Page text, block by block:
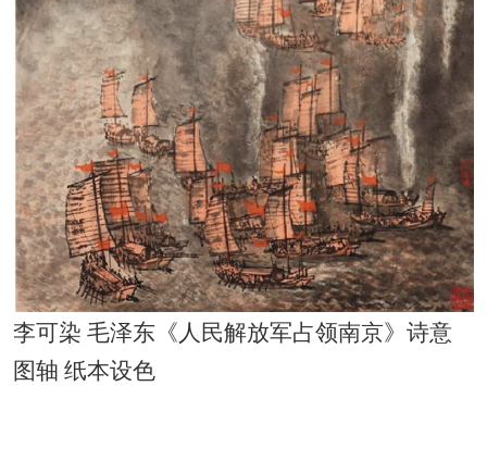
李可染 毛泽东《人民解放军占领南京》诗意
图轴 纸本设色